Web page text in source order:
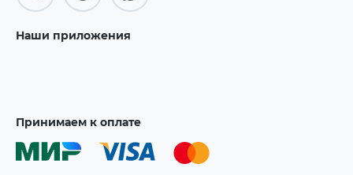
Наши приложения
Принимаем к оплате